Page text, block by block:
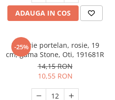
ADAUGA IN COS
-25%
Farfurie portelan, rosie, 19
cm, gama Stone, Oti, 191681R
14,15 RON
10,55 RON